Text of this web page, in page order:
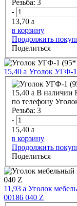
Резьба: 3
-
13,70 a
в корзину
Продолжить
Поделиться
15,40 a Уголок УГФ-
15,40 a В наличии
по телефону
Резьба: 3
-
15,40 a
в корзину
Продолжить
Поделиться
11,93 a Уголок
00186 040 Z